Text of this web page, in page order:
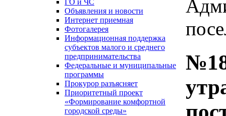
ГО и ЧС
Объявления и новости
Интернет приемная
Фотогалерея
Информационная поддержка
субъектов малого и среднего
предпринимательства
Федеральные и муниципальные
программы
Прокурор разъясняет
Приоритетный проект
«Формирование комфортной
городской среды»